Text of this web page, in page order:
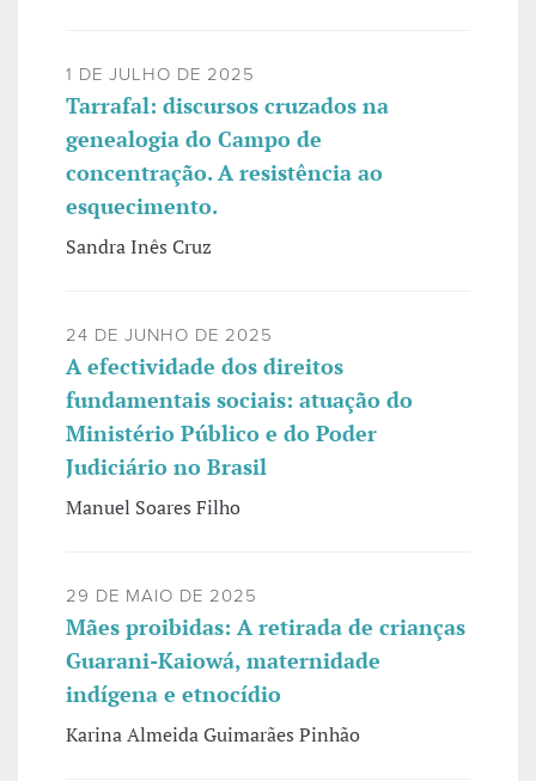
1 DE JULHO DE 2025
Tarrafal: discursos cruzados na
genealogia do Campo de
concentração. A resistência ao
esquecimento.
Sandra Inês Cruz
24 DE JUNHO DE 2025
A efectividade dos direitos
fundamentais sociais: atuação do
Ministério Público e do Poder
Judiciário no Brasil
Manuel Soares Filho
29 DE MAIO DE 2025
Mães proibidas: A retirada de crianças
Guarani-Kaiowá, maternidade
indígena e etnocídio
Karina Almeida Guimarães Pinhão